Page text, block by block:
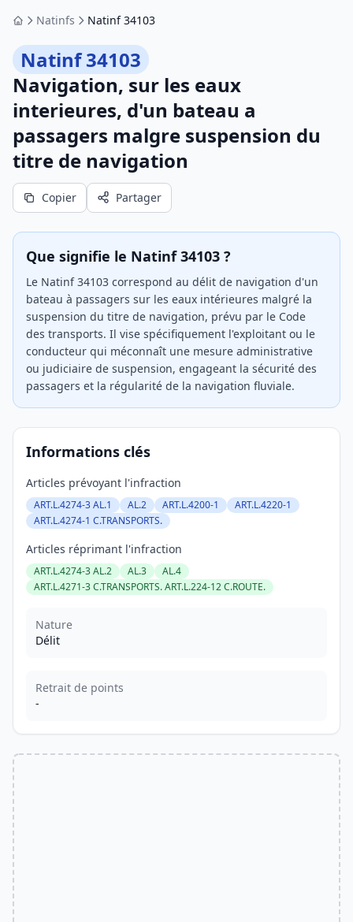
AccueilNatinfs Natinf 34103
Natinf 34103
Navigation, sur les eaux
interieures, d'un bateau a
passagers malgre suspension du
titre de navigation
Copier Partager
Que signifie le Natinf 34103 ?
Le Natinf 34103 correspond au délit de navigation d'un
bateau à passagers sur les eaux intérieures malgré la
suspension du titre de navigation, prévu par le Code
des transports. Il vise spécifiquement l'exploitant ou le
conducteur qui méconnaît une mesure administrative
ou judiciaire de suspension, engageant la sécurité des
passagers et la régularité de la navigation fluviale.
Informations clés
Articles prévoyant l'infraction
ART.L.4274-3 AL.1 AL.2 ART.L.4200-1
ART.L.4220-1
ART.L.4274-1 C.TRANSPORTS.
Articles réprimant l'infraction
ART.L.4274-3 AL.2 AL.3
AL.4
ART.L.4271-3 C.TRANSPORTS. ART.L.224-12 C.ROUTE.
Nature
Délit
Retrait de points
-